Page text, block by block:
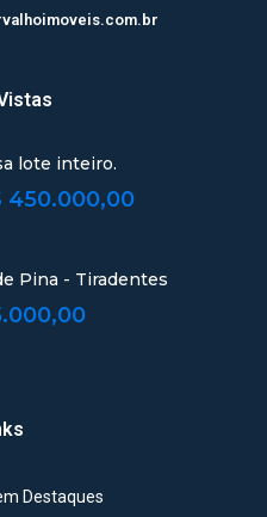
lote inteiro.
450.000,00
Pina - Tiradentes
Destaques